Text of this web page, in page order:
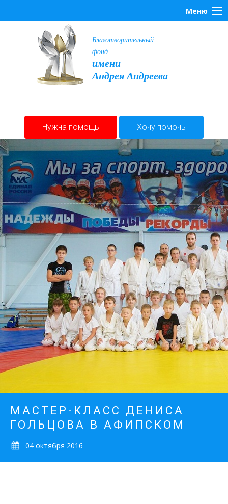
Меню
Благотворительный
фонд
имени
Андрея Андреева
Нужна помощь Хочу помочь
МАСТЕР-КЛАСС ДЕНИСА
ГОЛЬЦОВА В АФИПСКОМ
04 октября 2016